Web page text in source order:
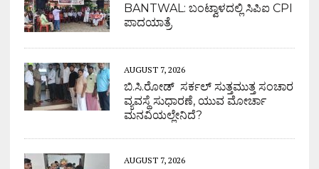
BANTWAL: ಬಂಟ್ವಾಳದಲ್ಲಿ ಸಿಪಿಐ CPI
ಪಾದಯಾತ್ರೆ
AUGUST 7, 2026
ಬಿ.ಸಿ.ರೋಡ್ ಸರ್ಕಲ್ ಸುತ್ತಮುತ್ತ ಸಂಚಾರ
ವ್ಯವಸ್ಥೆ ಸುಧಾರಣೆ, ಯುವ ಮೋರ್ಚಾ
ಮನವಿಯಲ್ಲೇನಿದೆ?
AUGUST 7, 2026